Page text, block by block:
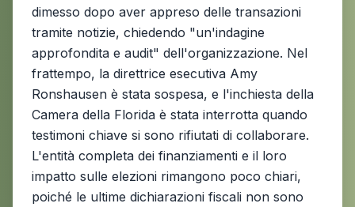
dimesso dopo aver appreso delle transazioni
tramite notizie, chiedendo "un'indagine
approfondita e audit" dell'organizzazione. Nel
frattempo, la direttrice esecutiva Amy
Ronshausen è stata sospesa, e l'inchiesta della
Camera della Florida è stata interrotta quando
testimoni chiave si sono rifiutati di collaborare.
L'entità completa dei finanziamenti e il loro
impatto sulle elezioni rimangono poco chiari,
poiché le ultime dichiarazioni fiscali non sono